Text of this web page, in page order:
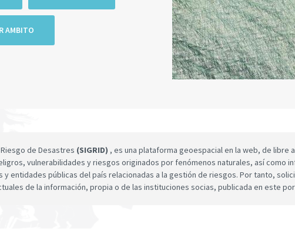
AMBITO
de Desastres (SIGRID) , es una plataforma geoespacial en la web, de libre
vulnerabilidades y riesgos originados por fenómenos naturales, así como
entidades públicas del país relacionadas a la gestión de riesgos. Por tanto,
de la información, propia o de las instituciones socias, publicada en este